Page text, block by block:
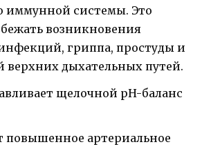
иммунной системы. Это
возникновения
гриппа, простуды и
верхних дыхательных путей.
щелочной pH-баланс
повышенное артериальное